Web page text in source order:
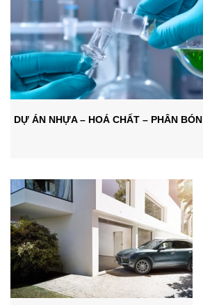
DỰ ÁN NHỰA – HOÁ CHẤT – PHÂN BÓN